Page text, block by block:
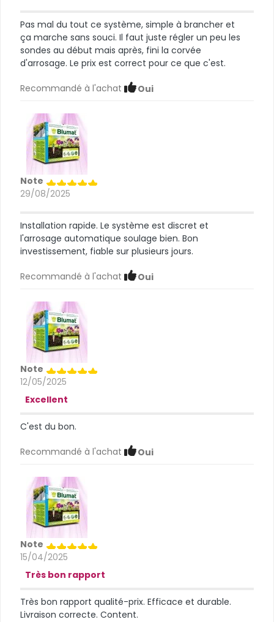
Pas mal du tout ce système, simple à brancher et
ça marche sans souci. Il faut juste régler un peu les
sondes au début mais après, fini la corvée
d'arrosage. Le prix est correct pour ce que c'est.
Recommandé à l'achat Oui
Note
29/08/2025
Installation rapide. Le système est discret et
l'arrosage automatique soulage bien. Bon
investissement, fiable sur plusieurs jours.
Recommandé à l'achat Oui
Note
12/05/2025
Excellent
C'est du bon.
Recommandé à l'achat Oui
Note
15/04/2025
Très bon rapport
Très bon rapport qualité-prix. Efficace et durable.
Livraison correcte. Content.